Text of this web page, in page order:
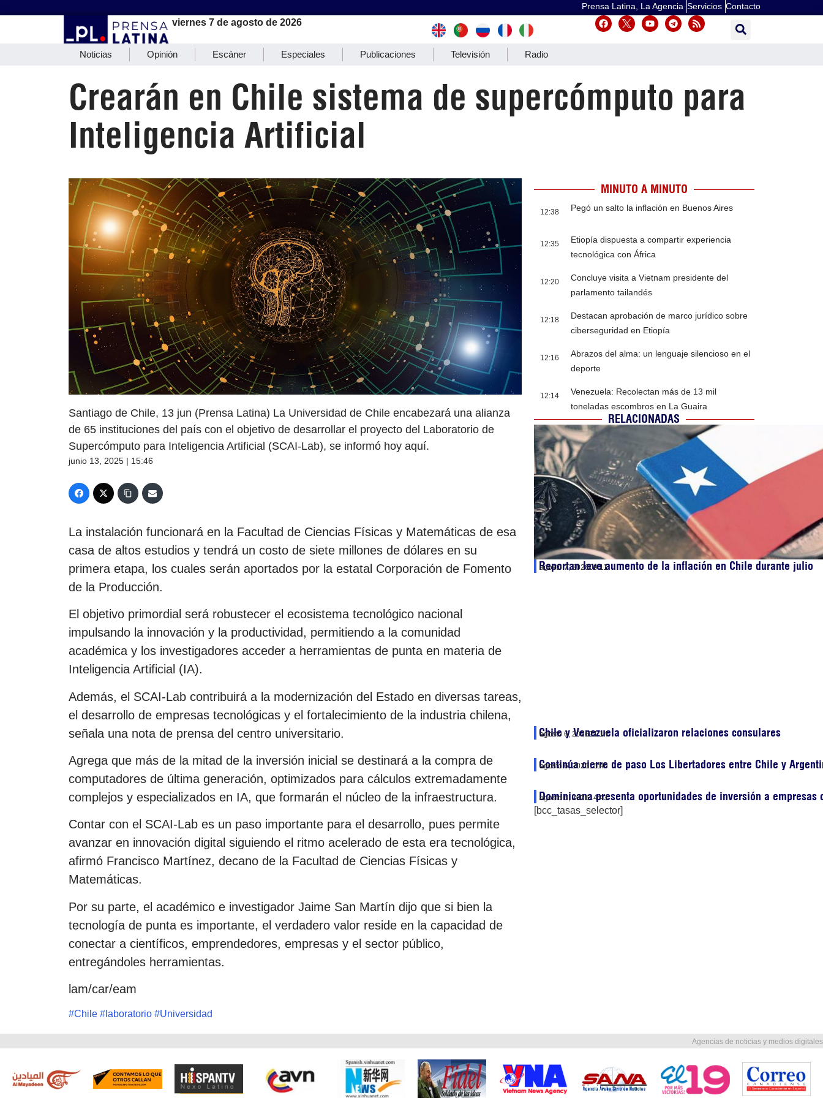
Prensa Latina, La Agencia Servicios Contacto
viernes 7 de agosto de 2026
Noticias Opinión Escáner Especiales Publicaciones Televisión Radio
Crearán en Chile sistema de supercómputo para
Inteligencia Artificial
Santiago de Chile, 13 jun (Prensa Latina) La Universidad de Chile encabezará una alianza
de 65 instituciones del país con el objetivo de desarrollar el proyecto del Laboratorio de
Supercómputo para Inteligencia Artificial (SCAI-Lab), se informó hoy aquí.
junio 13, 2025 | 15:46
La instalación funcionará en la Facultad de Ciencias Físicas y Matemáticas de esa
casa de altos estudios y tendrá un costo de siete millones de dólares en su
primera etapa, los cuales serán aportados por la estatal Corporación de Fomento
de la Producción.
El objetivo primordial será robustecer el ecosistema tecnológico nacional
impulsando la innovación y la productividad, permitiendo a la comunidad
académica y los investigadores acceder a herramientas de punta en materia de
Inteligencia Artificial (IA).
Además, el SCAI-Lab contribuirá a la modernización del Estado en diversas tareas,
el desarrollo de empresas tecnológicas y el fortalecimiento de la industria chilena,
señala una nota de prensa del centro universitario.
Agrega que más de la mitad de la inversión inicial se destinará a la compra de
computadores de última generación, optimizados para cálculos extremadamente
complejos y especializados en IA, que formarán el núcleo de la infraestructura.
Contar con el SCAI-Lab es un paso importante para el desarrollo, pues permite
avanzar en innovación digital siguiendo el ritmo acelerado de esta era tecnológica,
afirmó Francisco Martínez, decano de la Facultad de Ciencias Físicas y
Matemáticas.
Por su parte, el académico e investigador Jaime San Martín dijo que si bien la
tecnología de punta es importante, el verdadero valor reside en la capacidad de
conectar a científicos, emprendedores, empresas y el sector público,
entregándoles herramientas.
lam/car/eam
#Chile # laboratorio #Universidad
MINUTO A MINUTO
12:38 Pegó un salto la inflación en Buenos Aires
12:35
Etiopía dispuesta a compartir experiencia
tecnológica con África
12:20
Concluye visita a Vietnam presidente del
parlamento tailandés
12:18
Destacan aprobación de marco jurídico sobre
ciberseguridad en Etiopía
12:16
Abrazos del alma: un lenguaje silencioso en el
deporte
12:14
Venezuela: Recolectan más de 13 mil
toneladas escombros en La Guaira
RELACIONADAS
Reportan leve aumento de la inflación en Chile durante julio
agosto 7, 202609:11
Chile y Venezuela oficializaron relaciones consulares
agosto 6, 202621:14
Continúa cierre de paso Los Libertadores entre Chile y
agosto 6, 202615:46
Dominicana presenta oportunidades de inversión a empresas
agosto 6, 202614:43
[bcc_tasas_selector]
Agencias de noticias y medios digitales